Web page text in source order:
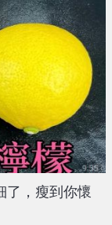
了，瘦到你懷